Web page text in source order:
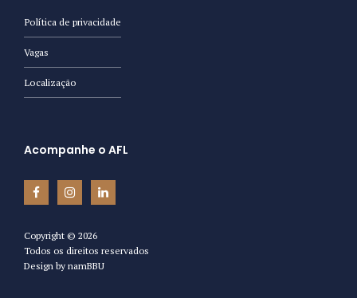
Política de privacidade
Vagas
Localização
Acompanhe o AFL
Copyright © 2026
Todos os direitos reservados
Design by namBBU